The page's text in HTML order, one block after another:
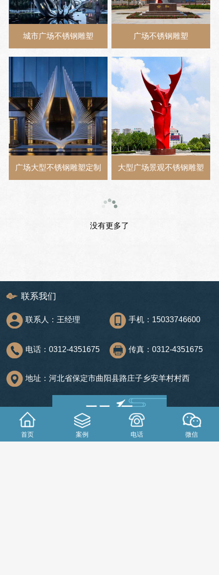
城市广场不锈钢雕塑 广场不锈钢雕塑
广场大型不锈钢雕塑定制 大型广场景观不锈钢雕塑
没有更多了
联系我们
联系人：王经理 手机：15033746600
电话：0312-4351675 传真：0312-4351675
地址：河北省保定市曲阳县路庄子乡安羊村村西
首页 案例 电话 微信